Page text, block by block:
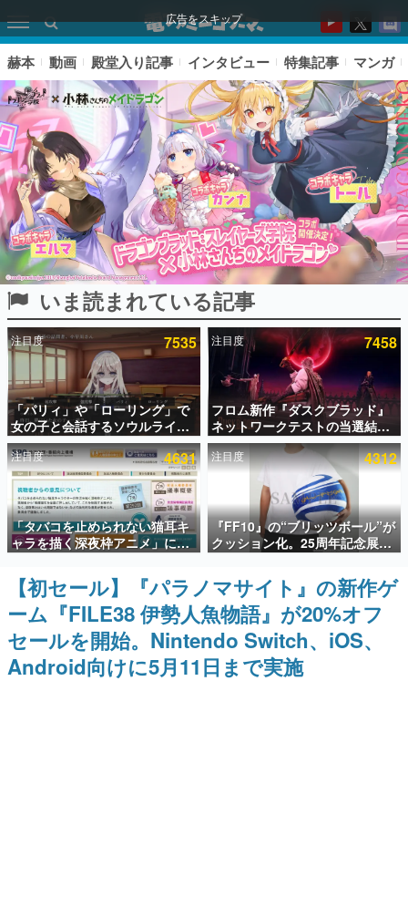
広告をスキップ
ピックアップ
電ファミのいま読まれている記事ランキング
アプリセール情報
インタビュー
連載・特集一覧
殿堂入り記事
SNS拡散数が数千以上！ ページビュー数万以上！ などな
ど。多くの人々に読まれた、電ファミ渾身の“殿堂入り”記
事をまとめました。
ゲームの企画書
名作ゲームクリエイターの方々に製作時のエピソードをお
聞きし、ヒットする企画（ゲーム）とは何か？を探ってい
きます。
赫本
この物語を解いてはいけない。『赫本』は、〈試験問題〉
赫本 動画 殿堂入り記事 インタビュー 特集記事 マンガ
いま読まれている記事
注目度 7535
「パリィ」や「ローリング」で
女の子と会話するソウルライク
恋愛ゲーム『小早川さんはソウ
ルライク』無料公開。返事に失
敗すると「YOU DIED」
注目度 7458
フロム新作『ダスクブラッド』
ネットワークテストの当選結果
が8月7日22時に発表。応募サイ
トのマイページから確認可能、
テスト実施は8月21日～24日
注目度 4631
「タバコを止められない猫耳キ
ャラを描く深夜枠アニメ」に視
聴者の一部から批判意見。違法
薬物の使用と思しき描写も含め
て、BPOが議論を交わす
注目度 4312
『FF10』の“ブリッツボール”が
クッション化。25周年記念展
「FINAL FANTASY X
MUSEUM-幻光の記憶-」のグッ
ズ情報が一部公開
【初セール】『パラノマサイト』の新作ゲ
ーム『FILE38 伊勢人魚物語』が20%オフ
セールを開始。Nintendo Switch、iOS、
Android向けに5月11日まで実施